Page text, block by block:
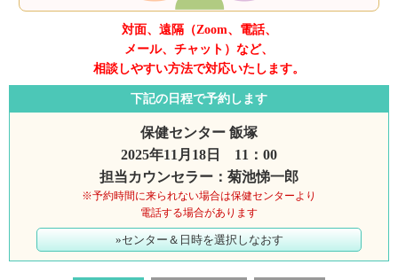
対面、遠隔（Zoom、電話、
メール、チャット）など、
相談しやすい方法で対応いたします。
下記の日程で予約します
保健センター 飯塚
2025年11月18日 11：00
担当カウンセラー：菊池悌一郎
※予約時間に来られない場合は保健センターより
電話する場合があります
»センター＆日時を選択しなおす